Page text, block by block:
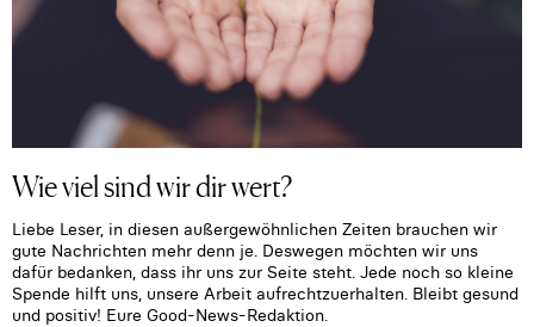
Wie viel sind wir dir wert?
Liebe Leser, in diesen außergewöhnlichen Zeiten brauchen wir
gute Nachrichten mehr denn je. Deswegen möchten wir uns
dafür bedanken, dass ihr uns zur Seite steht. Jede noch so kleine
Spende hilft uns, unsere Arbeit aufrechtzuerhalten. Bleibt gesund
und positiv! Eure Good-News-Redaktion.